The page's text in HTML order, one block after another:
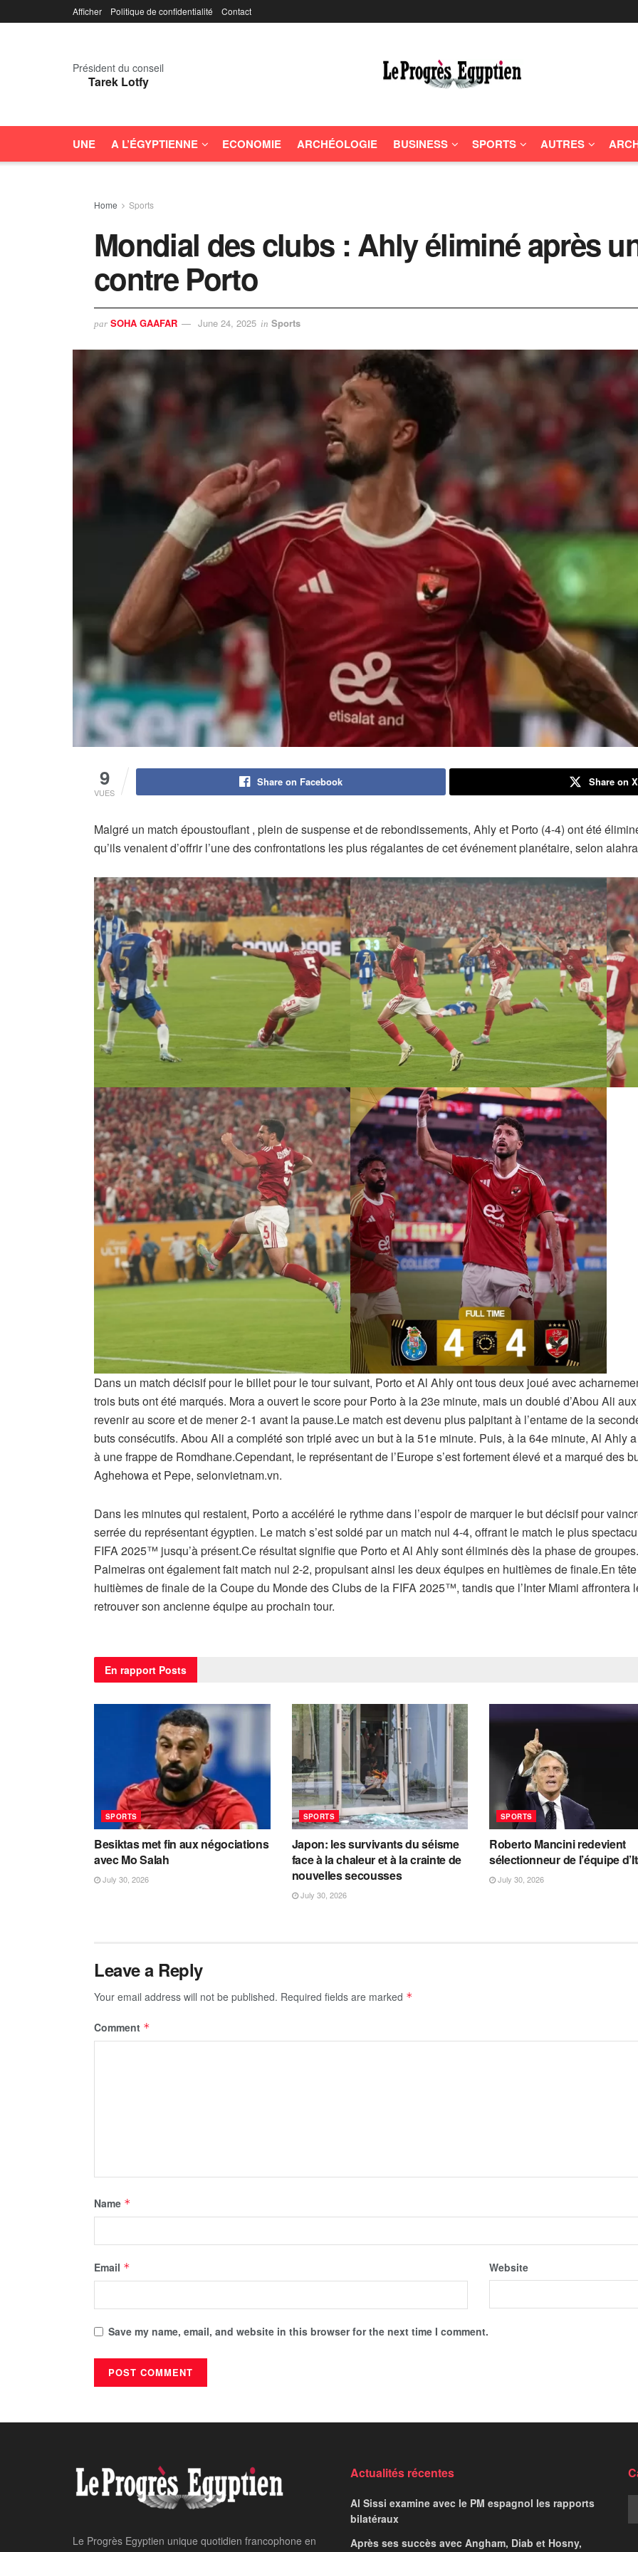
Afficher Politique de confidentialité Contact
Président du conseil
Tarek Lotfy
UNE A L’ÉGYPTIENNE ECONOMIE ARCHÉOLOGIE BUSINESS SPORTS AUTRES
Home Sports
Mondial des clubs : Ahly éliminé après
contre Porto
par SOHA GAAFAR June 24, 2025 in Sports
9
VUES
Share on Facebook Share on X
Malgré un match époustouflant , plein de suspense et de rebondissements, Ahly et Porto (4-4) ont été
qu’ils venaient d’offrir l’une des confrontations les plus régalantes de cet événement planétaire, selon
Dans un match décisif pour le billet pour le tour suivant, Porto et Al Ahly ont tous deux joué avec
trois buts ont été marqués. Mora a ouvert le score pour Porto à la 23e minute, mais un doublé d’Abou Ali
revenir au score et de mener 2-1 avant la pause.Le match est devenu plus palpitant à l’entame de la
buts consécutifs. Abou Ali a complété son triplé avec un but à la 51e minute. Puis, à la 64e minute, Al Ahly
à une frappe de Romdhane.Cependant, le représentant de l’Europe s’est fortement élevé et a marqué des
Aghehowa et Pepe, selonvietnam.vn.
Dans les minutes qui restaient, Porto a accéléré le rythme dans l’espoir de marquer le but décisif pour
serrée du représentant égyptien. Le match s’est soldé par un match nul 4-4, offrant le match le plus
FIFA 2025™ jusqu’à présent.Ce résultat signifie que Porto et Al Ahly sont éliminés dès la phase de
Palmeiras ont également fait match nul 2-2, propulsant ainsi les deux équipes en huitièmes de finale.En
huitièmes de finale de la Coupe du Monde des Clubs de la FIFA 2025™, tandis que l’Inter Miami affrontera
retrouver son ancienne équipe au prochain tour.
En rapport Posts
SPORTS
Besiktas met fin aux négociations
avec Mo Salah
July 30, 2026
SPORTS
Japon: les survivants du séisme
face à la chaleur et à la crainte de
nouvelles secousses
July 30, 2026
SPORTS
Roberto Mancini redevient
sélectionneur de l’équipe
July 30, 2026
Leave a Reply
Your email address will not be published. Required fields are marked *
Comment *
Name *
Email * Website
Save my name, email, and website in this browser for the next time I comment.
Sports